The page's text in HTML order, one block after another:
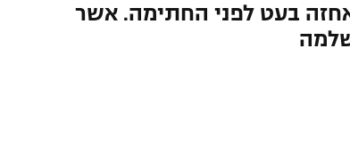
בעט לפני החתימה. אשר